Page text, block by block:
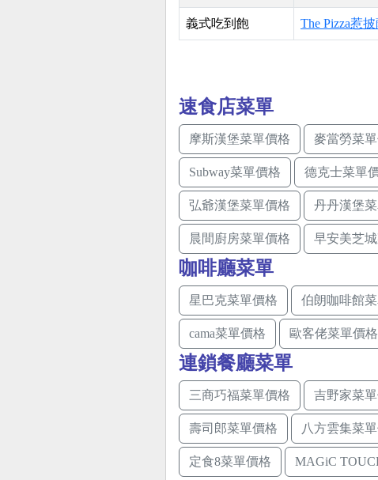
義式吃到飽 The Pizza惹
速食店菜單
摩斯漢堡菜單價格 麥當勞菜
Subway菜單價格 德克士菜單
弘爺漢堡菜單價格 丹丹漢堡
晨間廚房菜單價格 早安美芝
咖啡廳菜單
星巴克菜單價格 伯朗咖啡館
cama菜單價格 歐客佬菜單價格
連鎖餐廳菜單
三商巧福菜單價格 吉野家菜
壽司郎菜單價格 八方雲集菜
定食8菜單價格 MAGiC